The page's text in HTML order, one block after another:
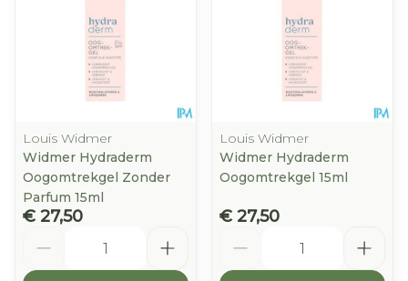
Louis Widmer
Widmer Hydraderm
Oogomtrekgel Zonder
Parfum 15ml
€ 27,50
Louis Widmer
Widmer Hydraderm
Oogomtrekgel 15ml
€ 27,50